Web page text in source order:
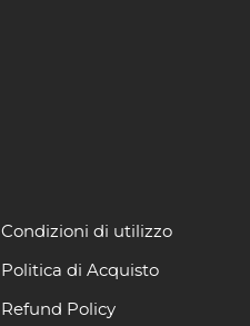
Condizioni di utilizzo
Politica di Acquisto
Refund Policy